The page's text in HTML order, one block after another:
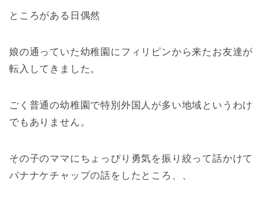
ところがある日偶然
娘の通っていた幼稚園にフィリピンから来たお友達が
転入してきました。
ごく普通の幼稚園で特別外国人が多い地域というわけ
でもありません。
その子のママにちょっぴり勇気を振り絞って話かけて
バナナケチャップの話をしたところ、、